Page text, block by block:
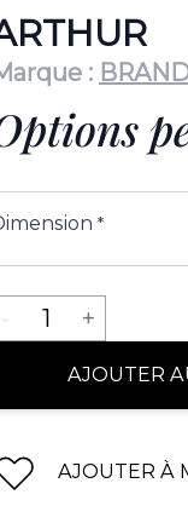
:
*
- 1 +
AJOUTER
AJOUTER À